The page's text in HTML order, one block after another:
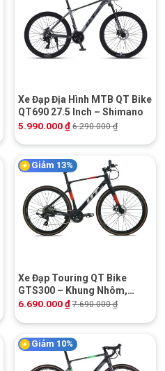
Xe Đạp Địa Hình MTB QT Bike
QT690 27.5 Inch – Shimano
5.990.000₫ 6.290.000₫
Giảm 13%
Xe Đạp Touring QT Bike
GTS300 – Khung Nhôm,
Shimano
6.690.000₫ 7.690.000₫
Giảm 10%